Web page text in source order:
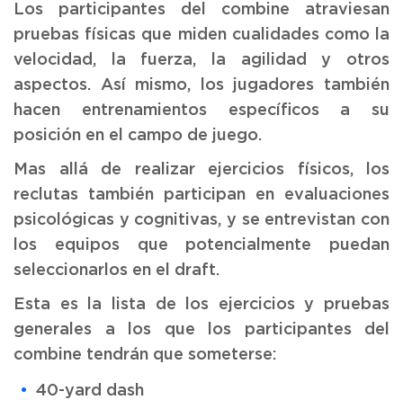
Los participantes del combine atraviesan
pruebas físicas que miden cualidades como la
velocidad, la fuerza, la agilidad y otros
aspectos. Así mismo, los jugadores también
hacen entrenamientos específicos a su
posición en el campo de juego.
Mas allá de realizar ejercicios físicos, los
reclutas también participan en evaluaciones
psicológicas y cognitivas, y se entrevistan con
los equipos que potencialmente puedan
seleccionarlos en el draft.
Esta es la lista de los ejercicios y pruebas
generales a los que los participantes del
combine tendrán que someterse:
40-yard dash